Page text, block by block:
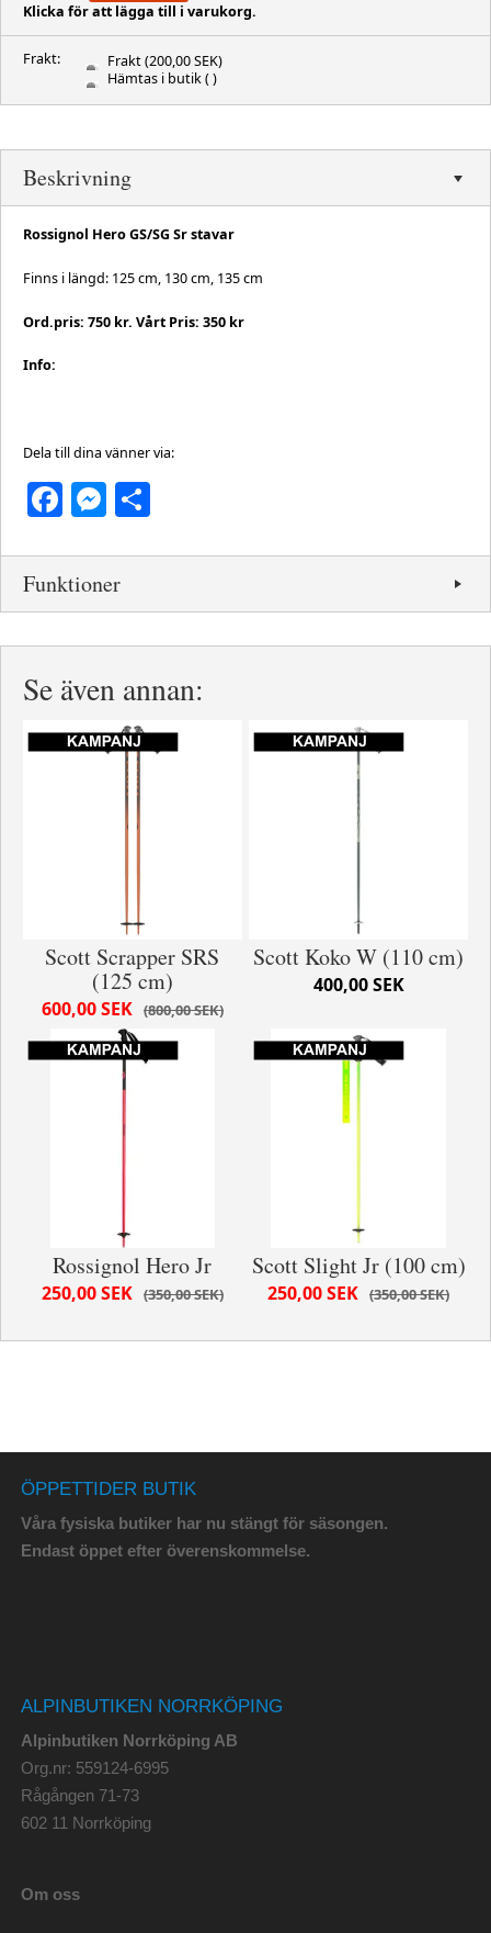
Klicka för att lägga till i varukorg.
Frakt: Frakt(200,00 SEK)
Hämtas i butik( )
Beskrivning
Rossignol Hero GS/SG Sr stavar
Finns i längd: 125 cm, 130 cm, 135 cm
Ord.pris: 750 kr. Vårt Pris: 350 kr
Info:
Dela till dina vänner via:
Facebook
Messenger
Funktioner
Se även annan:
Scott Scrapper SRS
(125 cm)
800,00 SEK
600,00 SEK
Scott Koko W (110 cm)
400,00 SEK
Rossignol Hero Jr
350,00 SEK
250,00 SEK
Scott Slight Jr (100 cm)
350,00 SEK
250,00 SEK
ÖPPETTIDER BUTIK
Våra fysiska butiker har nu stängt för säsongen.
Endast öppet efter överenskommelse.
ALPINBUTIKEN NORRKÖPING
Alpinbutiken Norrköping AB
Org.nr: 559124-6995
Rågången 71-73
602 11 Norrköping
Om oss